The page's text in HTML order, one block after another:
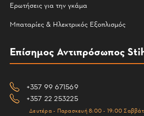
Ερωτήσεις για την γκάμα
Μπαταρίες & Ηλεκτρικός Εξοπλισμός
Επίσημος Αντιπρόσωπος
+357 99 671569
+357 22 253225
Δευτέρα - Παρασκευή 8:00 - 19:00